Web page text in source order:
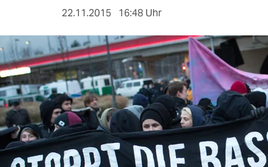
22.11.2015 16:48 Uhr